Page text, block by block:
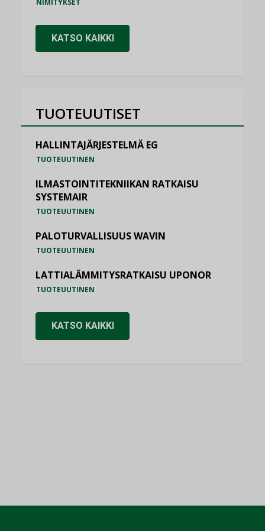
KATSO KAIKKI
TUOTEUUTISET
HALLINTAJÄRJESTELMÄ EG
TUOTEUUTINEN
ILMASTOINTITEKNIIKAN RATKAISU
SYSTEMAIR
TUOTEUUTINEN
PALOTURVALLISUUS WAVIN
TUOTEUUTINEN
LATTIALÄMMITYSRATKAISU UPONOR
TUOTEUUTINEN
KATSO KAIKKI